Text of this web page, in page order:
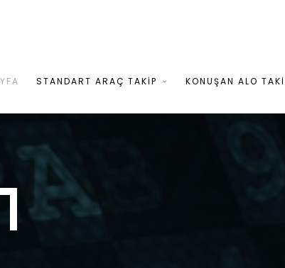
STANDART ARAÇ TAKİP KONUŞAN ALO